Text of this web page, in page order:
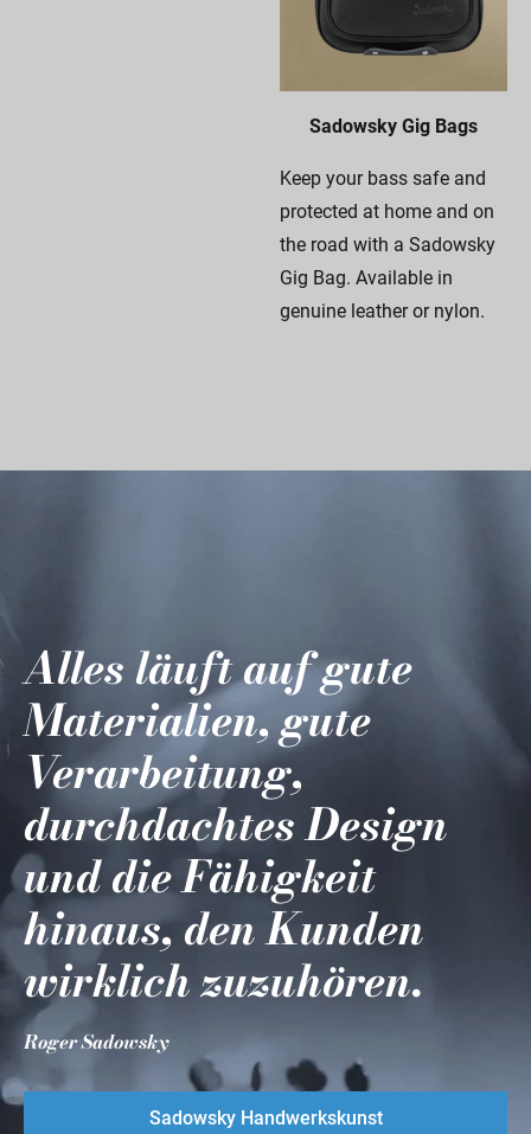
Sadowsky Gig Bags
Keep your bass safe and
protected at home and on
the road with a Sadowsky
Gig Bag. Available in
genuine leather or nylon.
Alles läuft auf gute
Materialien, gute
Verarbeitung,
durchdachtes Design
und die Fähigkeit
hinaus, den Kunden
wirklich zuzuhören.
Roger Sadowsky
Sadowsky Handwerkskunst